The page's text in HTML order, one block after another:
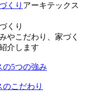
くり アーキテックス
くり
やこだわり、家づく
介します
の5つの強み
こだわり